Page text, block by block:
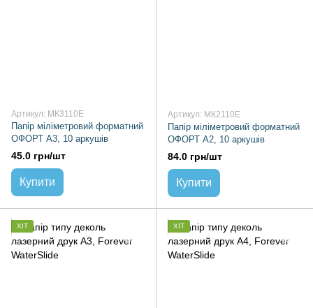
Артикул: МК3110Е
Папiр міліметровий форматний
ОФОРТ А3, 10 аркушів
45.0 грн/шт
Купити
Артикул: МК2110Е
Папiр міліметровий форматний
ОФОРТ А2, 10 аркушів
84.0 грн/шт
Купити
ХІТ ХІТ